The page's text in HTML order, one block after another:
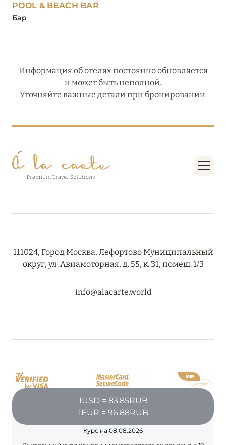
POOL & BEACH BAR
Бар
Информация об отелях постоянно обновляется
и может быть неполной.
Уточняйте важные детали при бронировании.
111024, Город Москва, Лефортово Муниципальный
округ, ул. Авиамоторная, д. 55, к. 31, помещ. 1/3
info@alacarte.world
1USD = 83.85RUB
1EUR = 96.88RUB
Курс на 08.08.2026